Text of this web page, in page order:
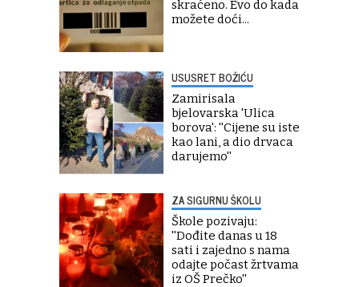
skraćeno. Evo do kada
možete doći...
USUSRET BOŽIĆU
Zamirisala
bjelovarska 'Ulica
borova': ''Cijene su iste
kao lani, a dio drvaca
darujemo''
ZA SIGURNU ŠKOLU
Škole pozivaju:
''Dođite danas u 18
sati i zajedno s nama
odajte počast žrtvama
iz OŠ Prečko''